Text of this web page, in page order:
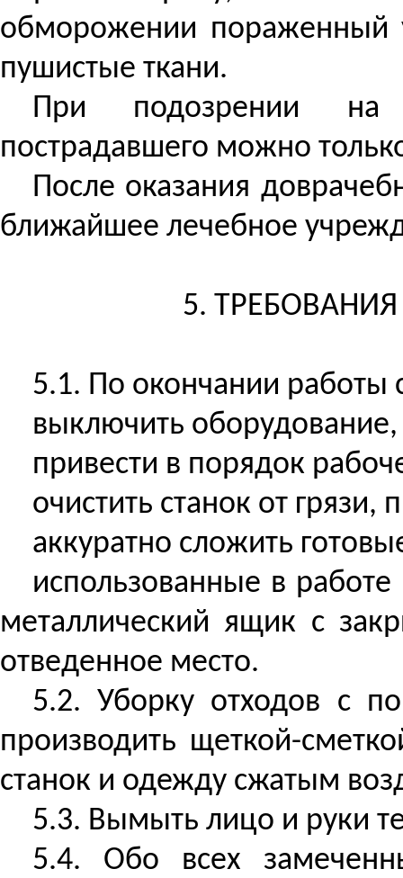
обморожении пораженный
пушистые ткани.
При подозрении на
пострадавшего можно
После оказания
ближайшее лечебное
5.
5.1. По окончании работы
выключить
привести в порядок
очистить станок от грязи,
аккуратно сложить
использованные в
металлический ящик с
отведенное место.
5.2. Уборку отходов с
производить щеткой-
станок и одежду сжатым
5.3. Вымыть лицо и руки
5.4. Обо всех